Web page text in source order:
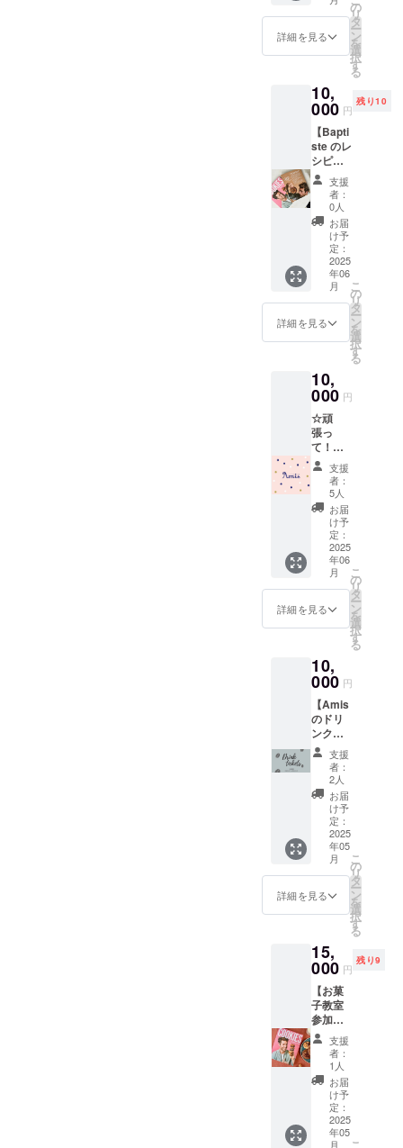
承下さ
い
の原産
地：日
本 ・添
ギー表
示：
乳、小
麦、
卵、く
るみ ※
注意事
項※ ＊
店舗で
受け取
ること
も可能
です。
その場
合、
受取」
と備考
ださ
い。
(2025.1
2.29ま
でにご
来店可
能な方
に限り
ます) ＊
店舗受
取の場
合もリ
ターン
金額は
ご了承
下さい
じ内容
になり
ます。
持ちを
込めて
お礼の
メッ
りしま
す
◉Baptis
teレシ
ピで作
るクッ
キー数
種類を
含めた
Amis の
焼き菓
子2500
円分を2
回に分
けてお
送りし
ます
詳細を見る
の
リ
タ
ー
ン
を
選
択
す
る
10,
000 円
残り10
【Bapti
ste のレ
シピ
本】＋
【お礼
メッ
セー
ジ】を
提供し
ます ◉感
謝の気
持ちを
込めて
お礼
メッ
りしま
す
◉2024.3
月発
刊 バ
ティス
ト氏の
クッ
キーの
レシピ
本(日本
参考価
格9350
円)を提
供しま
す 出版
社
Hachett
e社 著
者
e Fache
144ペー
ジ フラ
ンス語
2024年
3月発刊
サイズ:
23cm×
19.5cm
1.5cm
支援
者：
0人
お届
け予
定：
2025
年06
月
詳細を見る
こ
の
リ
タ
ー
ン
を
選
択
す
る
10,
000 円
☆頑
張っ
て！応
援プラ
ン☆
【お礼
のメッ
セー
ジ】 リ
ターン
品不要
で応援
して下
さる方
に感謝
めて、
お礼の
メッ
セージ
をお送
りしま
す。 ※
このリ
ターン
は《応
援プラ
ン1000
円》の
リター
ンと同
じ内容
になり
支援
者：
5人
お届
け予
定：
2025
年06
月
詳細を見る
こ
の
リ
タ
ー
ン
を
選
択
す
る
10,
000 円
【Amis
のドリ
ンクチ
ケット6
杯分】
チケッ
ト3枚
テイク
アウト/
イート
インど
ちらで
もご利
用いた
だけま
ドリン
クメ
ニュー
と引き
換えが
出来る
ドリン
クチ
ケット6
杯分×3
枚(18杯
分)を提
供しま
す。 有
支援
者：
2人
お届
け予
定：
2025
年05
月
詳細を見る
こ
の
リ
タ
ー
ン
を
選
択
す
る
15,
000 円
残り9
【お菓
子教室
参加
券】＋
【Bapti
ste のレ
シピ
本】＋
【お礼
メッ
セー
支援
者：
1人
お届
け予
定：
2025
年05
月